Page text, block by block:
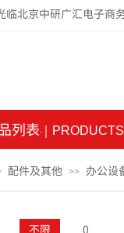
临北京中研广汇电子商
列表｜ PRODUCTS
.
。
配件及其他 >> 办公设
不限 0